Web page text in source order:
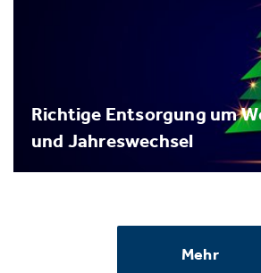
Richtige Entsorgung um
und Jahreswechsel
Mehr